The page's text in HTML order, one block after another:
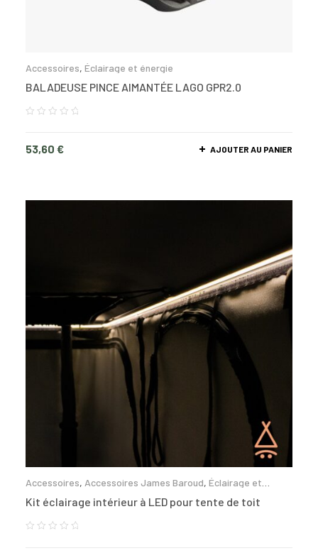
Accessoires, Éclairage et énergie
BALADEUSE PINCE AIMANTÉE LAGO GPR2.0
53,60 € AJOUTER AU PANIER
Accessoires, Accessoires James Baroud, Éclairage et
Kit éclairage intérieur à LED pour tente de toit